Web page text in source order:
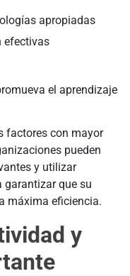
apropiadas
efectivas
el aprendizaje
factores con mayor
pueden
y utilizar
garantizar que su
máxima eficiencia.
y